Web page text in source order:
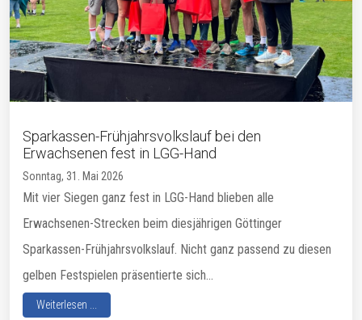
Sparkassen-Frühjahrsvolkslauf bei den
Erwachsenen fest in LGG-Hand
Sonntag, 31. Mai 2026
Mit vier Siegen ganz fest in LGG-Hand blieben alle
Erwachsenen-Strecken beim diesjährigen Göttinger
Sparkassen-Frühjahrsvolkslauf. Nicht ganz passend zu diesen
gelben Festspielen präsentierte sich...
Weiterlesen ...